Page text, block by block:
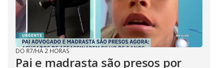
DO R7/HÁ 2 HORAS
Pai e madrasta são presos por